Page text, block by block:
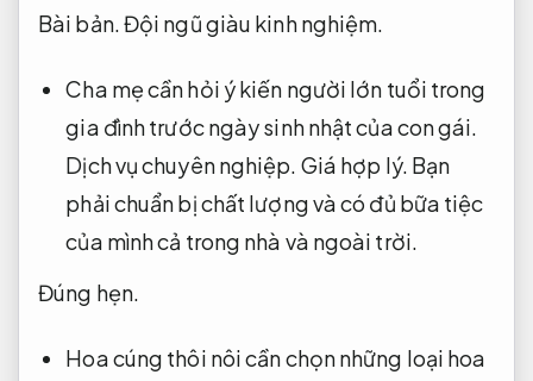
Bài bản.Đội ngũ giàu kinh nghiệm.
Cha mẹ cần hỏi ý kiến ​​người lớn tuổi trong
gia đình trước ngày sinh nhật của con gái.
Dịch vụ chuyên nghiệp. Giá hợp lý. Bạn
phải chuẩn bị chất lượng và có đủ bữa tiệc
của mình cả trong nhà và ngoài trời.
Đúng hẹn.
Hoa cúng thôi nôi cần chọn những loại hoa